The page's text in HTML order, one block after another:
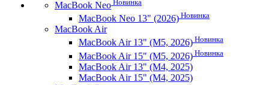
MacBook Neo
MacBook Neo 13" (2026) Новинка
MacBook Air
MacBook Air 13" (M5, 2026) Новинка
MacBook Air 15" (M5, 2026) Новинка
MacBook Air 13" (M4, 2025)
MacBook Air 15" (M4, 2025)